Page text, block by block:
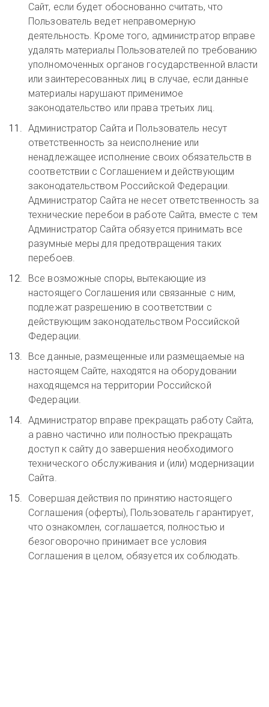
Сайт, если будет обоснованно считать, что
Пользователь ведет неправомерную
деятельность. Кроме того, администратор вправе
удалять материалы Пользователей по требованию
уполномоченных органов государственной власти
или заинтересованных лиц в случае, если данные
материалы нарушают применимое
законодательство или права третьих лиц.
Администратор Сайта и Пользователь несут
ответственность за неисполнение или
ненадлежащее исполнение своих обязательств в
соответствии с Соглашением и действующим
законодательством Российской Федерации.
Администратор Сайта не несет ответственность за
технические перебои в работе Сайта, вместе с тем
Администратор Сайта обязуется принимать все
разумные меры для предотвращения таких
перебоев.
Все возможные споры, вытекающие из
настоящего Соглашения или связанные с ним,
подлежат разрешению в соответствии с
действующим законодательством Российской
Федерации.
Все данные, размещенные или размещаемые на
настоящем Сайте, находятся на оборудовании
находящемся на территории Российской
Федерации.
Администратор вправе прекращать работу Сайта,
а равно частично или полностью прекращать
доступ к сайту до завершения необходимого
технического обслуживания и (или) модернизации
Сайта.
Совершая действия по принятию настоящего
Соглашения (оферты), Пользователь гарантирует,
что ознакомлен, соглашается, полностью и
безоговорочно принимает все условия
Соглашения в целом, обязуется их соблюдать.